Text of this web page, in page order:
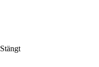
Stängt